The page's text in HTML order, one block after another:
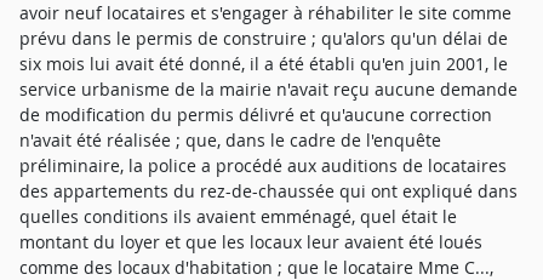
avoir neuf locataires et s'engager à réhabiliter le site comme
prévu dans le permis de construire ; qu'alors qu'un délai de
six mois lui avait été donné, il a été établi qu'en juin 2001, le
service urbanisme de la mairie n'avait reçu aucune demande
de modification du permis délivré et qu'aucune correction
n'avait été réalisée ; que, dans le cadre de l'enquête
préliminaire, la police a procédé aux auditions de locataires
des appartements du rez-de-chaussée qui ont expliqué dans
quelles conditions ils avaient emménagé, quel était le
montant du loyer et que les locaux leur avaient été loués
comme des locaux d'habitation ; que le locataire Mme C...,